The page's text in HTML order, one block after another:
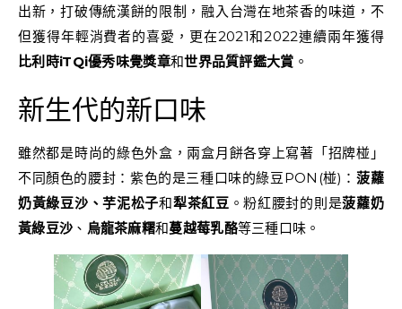
出新，打破傳統漢餅的限制，融入台灣在地茶香的味道，不
但獲得年輕消費者的喜愛，更在2021和2022連續兩年獲得
比利時iTQi優秀味覺獎章和世界品質評鑑大賞 。
新生代的新口味
雖然都是時尚的綠色外盒，兩盒月餅各穿上寫著「招牌椪」
不同顏色的腰封：紫色的是三種口味的綠豆PON(椪)：菠蘿
奶黃綠豆沙、芋泥松子和犁茶紅豆 。粉紅腰封的則是菠蘿奶
黃綠豆沙 、 烏龍茶麻糬和蔓越莓乳酪等三種口味。